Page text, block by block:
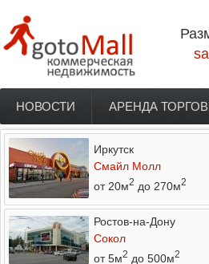
Главное меню
НОВОСТИ АРЕНДА
Иркутск
Смайл Молл
от 20м2 до 270м2
Ростов-на-Дону
Сокол
от 5м2 до 500м2